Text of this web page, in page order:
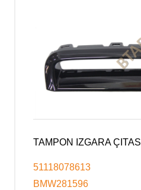
TAMPON IZGARA ÇITASI
51118078613
BMW281596